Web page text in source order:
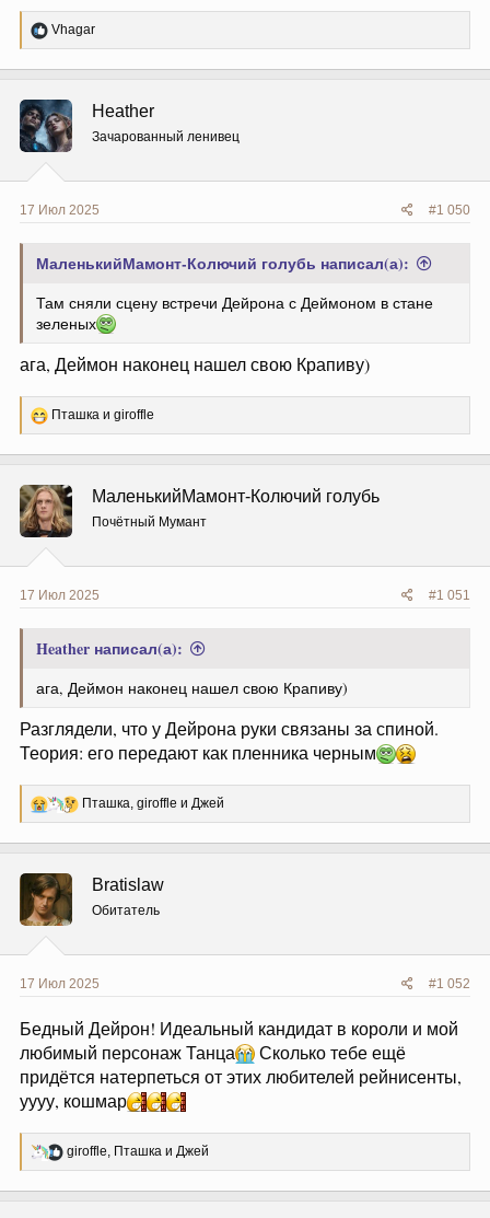
Р
ц
и
и
:
Vhagar
Heather
Зачарованный ленивец
17 Июл 2025 #1 050
МаленькийМамонт-Колючий голубь написал(а):
Там сняли сцену встречи Дейрона с Деймоном в стане
зеленых
ага, Деймон наконец нашел свою Крапиву)
Р
ц
и
и
:
Пташка и giroffle
МаленькийМамонт-Колючий голубь
Почётный Мумант
17 Июл 2025 #1 051
Heather написал(а):
ага, Деймон наконец нашел свою Крапиву)
Разглядели, что у Дейрона руки связаны за спиной.
Теория: его передают как пленника черным
Р
Пташка giroffle и Джей
Bratislaw
Обитатель
17 Июл 2025 #1 052
Бедный Дейрон! Идеальный кандидат в короли и мой
любимый персонаж Танца
Сколько тебе ещё
придётся натерпеться от этих любителей рейнисенты,
уууу, кошмар
Р
giroffle Пташка и Джей